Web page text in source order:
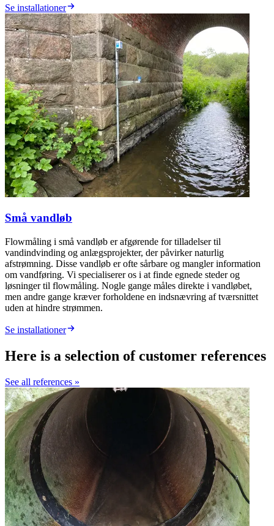
Se installationer
Små vandløb
Flowmåling i små vandløb er afgørende for tilladelser til
vandindvinding og anlægsprojekter, der påvirker naturlig
afstrømning. Disse vandløb er ofte sårbare og mangler information
om vandføring. Vi specialiserer os i at finde egnede steder og
løsninger til flowmåling. Nogle gange måles direkte i vandløbet,
men andre gange kræver forholdene en indsnævring af tværsnittet
uden at hindre strømmen.
Se installationer
Here is a selection of customer references
See all references »